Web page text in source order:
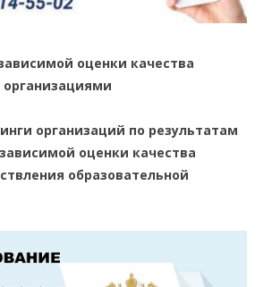
оценки качества
организациями
организаций по результатам
оценки качества
образовательной